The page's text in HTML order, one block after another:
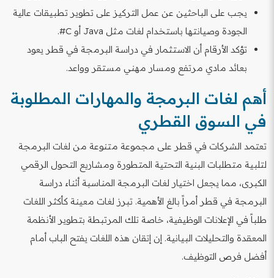
يجب على الباحثين عن عمل التركيز على تطوير تطبيقات عالية
الجودة وصيانتها باستخدام لغات مثل Java أو C#.
تؤكد الأرقام أن الاستثمار في دراسة البرمجة في قطر يعود
بعائد مادي مرتفع ومسار مهني مستقر وواعد.
أهم لغات البرمجة والمهارات المطلوبة
في السوق القطري
تعتمد الشركات في قطر على مجموعة متنوعة من لغات البرمجة
لتلبية متطلبات البنية التحتية المتطورة ومشاريع التحول الرقمي
الكبرى، مما يجعل اختيار لغات البرمجة المناسبة أثناء دراسة
البرمجة في قطر أمراً بالغ الأهمية. تبرز لغات معينة كأكثر اللغات
طلباً في الإعلانات الوظيفية، خاصة تلك المرتبطة بتطوير الأنظمة
المعقدة والتحليلات البيانية. إن إتقان هذه اللغات يفتح الباب أمام
أفضل فرص التوظيف.